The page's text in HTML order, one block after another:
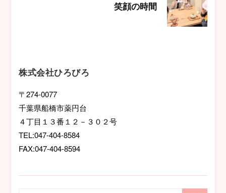
シ
ョ
ン
笑顔の時間
株式会社ひろびろ
〒274-0077
千葉県船橋市薬円台
４丁目１３番１２－３０２号
TEL:047-404-8584
FAX:047-404-8594